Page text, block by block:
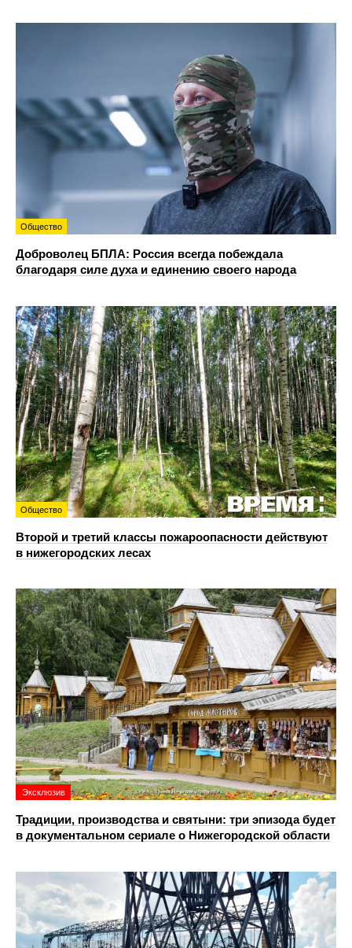
Общество
Доброволец БПЛА: Россия всегда побеждала
благодаря силе духа и единению своего народа
Общество
Второй и третий классы пожароопасности действуют
в нижегородских лесах
Эксклюзив
Традиции, производства и святыни: три эпизода будет
в документальном сериале о Нижегородской области